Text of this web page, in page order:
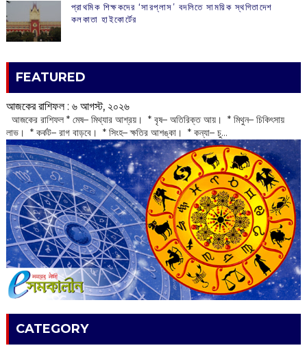
প্রাথমিক শিক্ষকদের ‘সারপ্লাস’ বদলিতে সাময়িক স্থগিতাদেশ
কলকাতা হাইকোর্টের
FEATURED
আজকের রাশিফল :‌ ‌‌৬ আগস্ট, ২০২৬
‌ আজকের রাশিফল * মেষ– মিথ্যার আশ্রয়। * বৃষ– অতিরিক্ত আয়। * মিথুন– চিকিৎসায়
লাভ। * কর্কট– রাগ বাড়বে। * সিংহ– ক্ষতির আশঙ্কা। * কন্যা– চু...
CATEGORY